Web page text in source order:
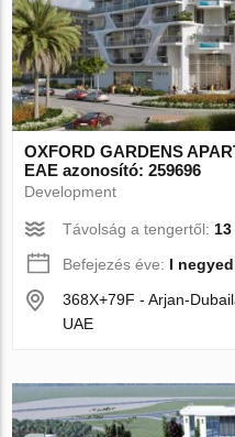
OXFORD GARDENS
EAE azonosító: 259696
Development
Távolság a tengertől:
Befejezés éve: I
368X+79F - Arjan-
UAE